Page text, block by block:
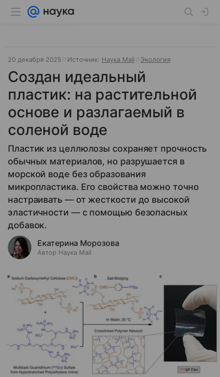
20 декабря 2025 Источник: Наука Mail Экология
Создан идеальный
пластик: на растительной
основе и разлагаемый в
соленой воде
Пластик из целлюлозы сохраняет прочность
обычных материалов, но разрушается в
морской воде без образования
микропластика. Его свойства можно точно
настраивать — от жесткости до высокой
эластичности — с помощью безопасных
добавок.
Екатерина Морозова
Автор Наука Mail